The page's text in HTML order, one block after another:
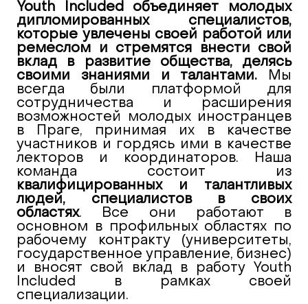
Youth Included объединяет молодых
дипломированных специалистов,
которые увлечены своей работой или
ремеслом и стремятся внести свой
вклад в развитие общества, делясь
своими знаниями и талантами. Мы
всегда были платформой для
сотрудничества и расширения
возможностей молодых иностранцев
в Праге, принимая их в качестве
участников и гордясь ими в качестве
лекторов и координаторов. Наша
команда состоит из
квалифицированных и талантливых
людей, специалистов в своих
областях. Все они работают в
основном в профильных областях по
рабочему контракту (университеты,
государственное управление, бизнес)
и вносят свой вклад в работу Youth
Included в рамках своей
специализации.